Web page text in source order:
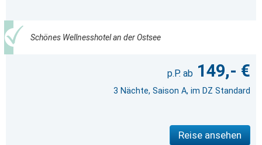
Schönes Wellnesshotel an der Ostsee
149,- €
3 Nächte, Saison A, im DZ Standard
Reise ansehen